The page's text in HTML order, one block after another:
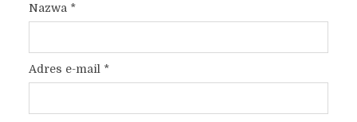
Nazwa *
Adres e-mail *